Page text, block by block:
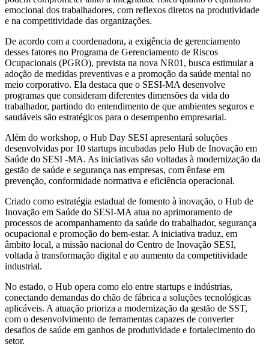
emocional dos trabalhadores, com reflexos diretos na produtividade
e na competitividade das organizações.
De acordo com a coordenadora, a exigência de gerenciamento
desses fatores no Programa de Gerenciamento de Riscos
Ocupacionais (PGRO), prevista na nova NR01, busca estimular a
adoção de medidas preventivas e a promoção da saúde mental no
meio corporativo. Ela destaca que o SESI-MA desenvolve
programas que consideram diferentes dimensões da vida do
trabalhador, partindo do entendimento de que ambientes seguros e
saudáveis são estratégicos para o desempenho empresarial.
Além do workshop, o Hub Day SESI apresentará soluções
desenvolvidas por 10 startups incubadas pelo Hub de Inovação em
Saúde do SESI -MA. As iniciativas são voltadas à modernização da
gestão de saúde e segurança nas empresas, com ênfase em
prevenção, conformidade normativa e eficiência operacional.
Criado como estratégia estadual de fomento à inovação, o Hub de
Inovação em Saúde do SESI-MA atua no aprimoramento de
processos de acompanhamento da saúde do trabalhador, segurança
ocupacional e promoção do bem-estar. A iniciativa traduz, em
âmbito local, a missão nacional do Centro de Inovação SESI,
voltada à transformação digital e ao aumento da competitividade
industrial.
No estado, o Hub opera como elo entre startups e indústrias,
conectando demandas do chão de fábrica a soluções tecnológicas
aplicáveis. A atuação prioriza a modernização da gestão de SST,
com o desenvolvimento de ferramentas capazes de converter
desafios de saúde em ganhos de produtividade e fortalecimento do
setor.